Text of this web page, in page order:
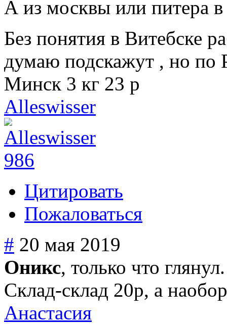
А из москвы или питера в
Без понятия в Витебске
думаю подскажут , но
Минск 3 кг 23 р
Alleswisser
986
Цитировать
Пожаловаться
# 20 мая 2019
Оникс, только что
Склад-склад 20р, а
Анастасия